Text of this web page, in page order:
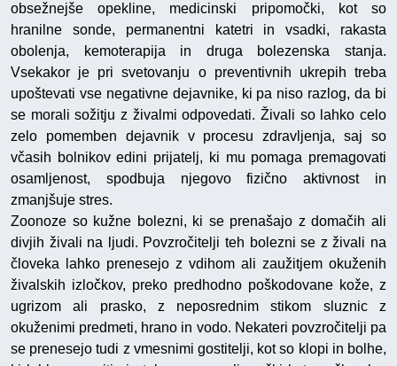
obsežnejše opekline, medicinski pripomočki, kot so
hranilne sonde, permanentni katetri in vsadki, rakasta
obolenja, kemoterapija in druga bolezenska stanja.
Vsekakor je pri svetovanju o preventivnih ukrepih treba
upoštevati vse negativne dejavnike, ki pa niso razlog, da bi
se morali sožitju z živalmi odpovedati. Živali so lahko celo
zelo pomemben dejavnik v procesu zdravljenja, saj so
včasih bolnikov edini prijatelj, ki mu pomaga premagovati
osamljenost, spodbuja njegovo fizično aktivnost in
zmanjšuje stres.
Zoonoze so kužne bolezni, ki se prenašajo z domačih ali
divjih živali na ljudi. Povzročitelji teh bolezni se z živali na
človeka lahko prenesejo z vdihom ali zaužitjem okuženih
živalskih izločkov, preko predhodno poškodovane kože, z
ugrizom ali prasko, z neposrednim stikom sluznic z
okuženimi predmeti, hrano in vodo. Nekateri povzročitelji pa
se prenesejo tudi z vmesnimi gostitelji, kot so klopi in bolhe,